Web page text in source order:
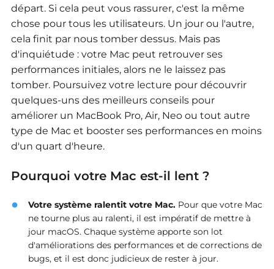
départ. Si cela peut vous rassurer, c'est la même
chose pour tous les utilisateurs. Un jour ou l'autre,
cela finit par nous tomber dessus. Mais pas
d'inquiétude : votre Mac peut retrouver ses
performances initiales, alors ne le laissez pas
tomber. Poursuivez votre lecture pour découvrir
quelques-uns des meilleurs conseils pour
améliorer un MacBook Pro, Air, Neo ou tout autre
type de Mac et booster ses performances en moins
d'un quart d'heure.
Pourquoi votre Mac est-il lent ?
Votre système ralentit votre Mac. Pour que votre Mac
ne tourne plus au ralenti, il est impératif de mettre à
jour macOS. Chaque système apporte son lot
d'améliorations des performances et de corrections de
bugs, et il est donc judicieux de rester à jour.